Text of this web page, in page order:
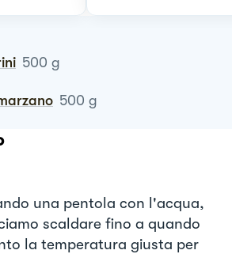
500 g
500 g
una pentola con l'acqua,
scaldare fino a quando
la temperatura giusta per